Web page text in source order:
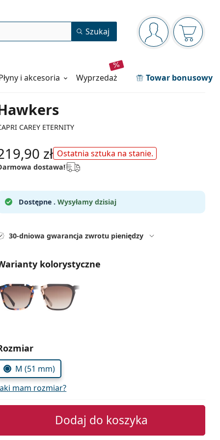
Panel nawigacyjny
jesteś
Koszyk
Szukaj
i akcesoria wyprzedaż Towar bonusowy
CAREY ETERNITY
zł Ostatnia sztuka na stanie.
dostawa!
Dostępne . Wysyłamy dzisiaj
30-dniowa gwarancja zwrotu pieniędzy
kolorystyczne
parametry
M (51 mm)
mam rozmiar?
Dodaj do koszyka